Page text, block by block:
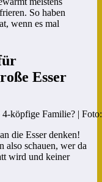
So haben
wenn es mal
Esser
köpfige Familie? |
die Esser denken!
also schauen, wer da
wird und keiner